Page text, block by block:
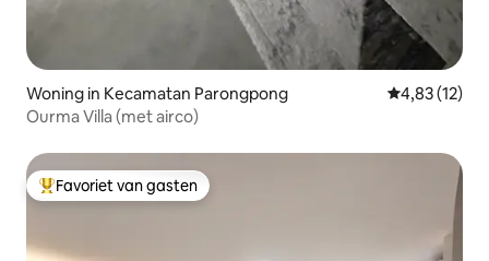
Woning in Kecamatan Parongpong Gemiddelde
4,83 (12)
Ourma Villa (met airco)
Topfavoriet van gasten
Favoriet van gasten